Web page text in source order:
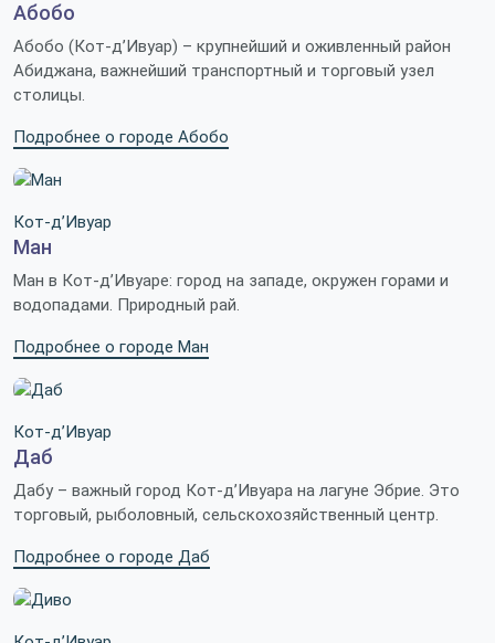
Абобо
Абобо (Кот-д’Ивуар) – крупнейший и оживленный район
Абиджана, важнейший транспортный и торговый узел
столицы.
Подробнее о городе Абобо
Кот-д’Ивуар
Ман
Ман в Кот-д’Ивуаре: город на западе, окружен горами и
водопадами. Природный рай.
Подробнее о городе Ман
Кот-д’Ивуар
Даб
Дабу – важный город Кот-д’Ивуара на лагуне Эбрие. Это
торговый, рыболовный, сельскохозяйственный центр.
Подробнее о городе Даб